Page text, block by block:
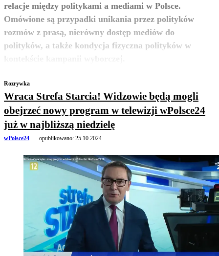
relacje między politykami a mediami w Polsce.
Omówione są przypadki unikania przez polityków
rozmów z prasą, nierówny dostęp mediów do
polityków, a także kondycja fizyczna polityków w
zobacz więcej
Rozrywka
Wraca Strefa Starcia! Widzowie będą mogli
obejrzeć nowy program w telewizji wPolsce24
już w najbliższą niedzielę
wPolsce24 opublikowano: 25.10.2024